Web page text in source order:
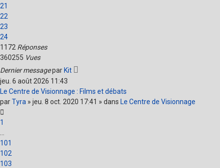
21
22
23
24
1172 Réponses
360255 Vues
Dernier messagepar Kit
jeu. 6 août 2026 11:43
Le Centre de Visionnage : Films et débats
parTyra » jeu. 8 oct. 2020 17:41 » dans Le Centre de Visionnage
1
101
102
103